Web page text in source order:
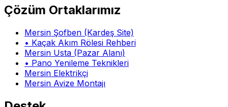
Çözüm Ortaklarımız
Mersin Şofben (Kardeş Site)
• Kaçak Akım Rölesi Rehberi
Mersin Usta (Pazar Alanı)
• Pano Yenileme Teknikleri
Mersin Elektrikçi
Mersin Avize Montajı